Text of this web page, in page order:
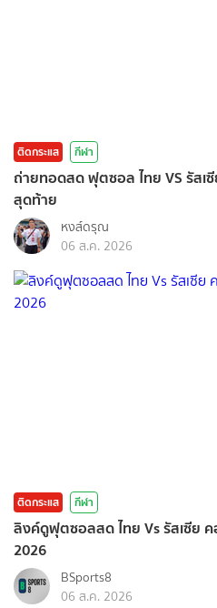
ติดกระแส กีฬา
ถ่ายทอดสด ฟุตซอล ไทย VS รัสเ
สุดท้าย
หงส์ดรุณ
06 ส.ค. 2026
ติดกระแส กีฬา
ลิงค์ดูฟุตซอลสด ไทย Vs รัสเซีย
2026
BSports8
06 ส.ค. 2026